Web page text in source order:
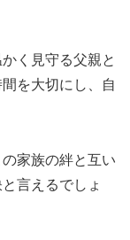
く見守る父親と
を大切にし、自
家族の絆と互い
言えるでしょ